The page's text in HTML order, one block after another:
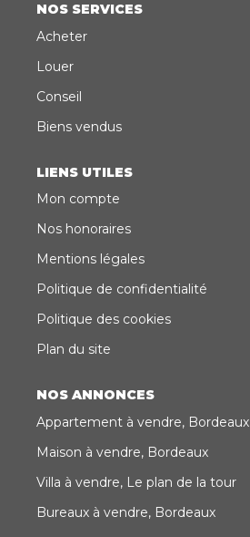
NOS SERVICES
Acheter
Louer
Conseil
Biens vendus
LIENS UTILES
Mon compte
Nos honoraires
Mentions légales
Politique de confidentialité
Politique des cookies
Plan du site
NOS ANNONCES
Appartement à vendre, Bordeaux
Maison à vendre, Bordeaux
Villa à vendre, Le plan de la tour
Bureaux à vendre, Bordeaux